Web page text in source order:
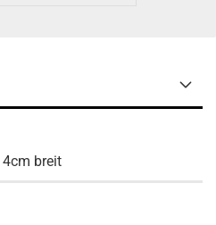
breit